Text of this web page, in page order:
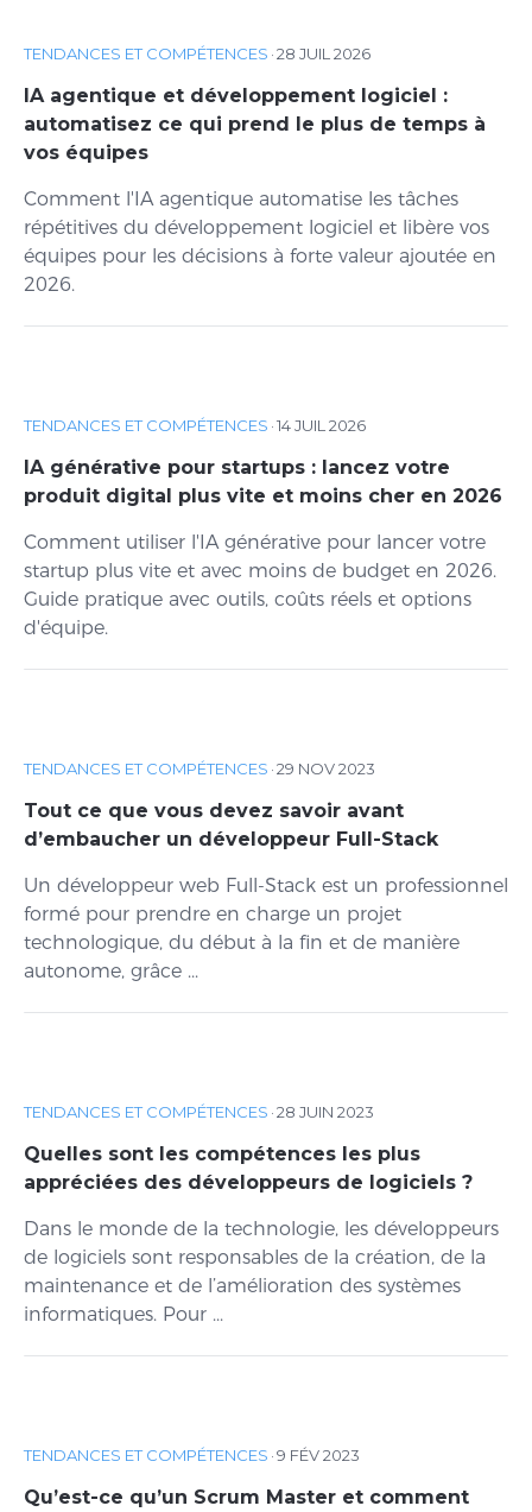
TENDANCES ET COMPÉTENCES ·28 JUIL 2026
IA agentique et développement logiciel :
automatisez ce qui prend le plus de temps à
vos équipes
Comment l'IA agentique automatise les tâches
répétitives du développement logiciel et libère vos
équipes pour les décisions à forte valeur ajoutée en
2026.
TENDANCES ET COMPÉTENCES ·14 JUIL 2026
IA générative pour startups : lancez votre
produit digital plus vite et moins cher en 2026
Comment utiliser l'IA générative pour lancer votre
startup plus vite et avec moins de budget en 2026.
Guide pratique avec outils, coûts réels et options
d'équipe.
TENDANCES ET COMPÉTENCES ·29 NOV 2023
Tout ce que vous devez savoir avant
d’embaucher un développeur Full-Stack
Un développeur web Full-Stack est un professionnel
formé pour prendre en charge un projet
technologique, du début à la fin et de manière
autonome, grâce ...
TENDANCES ET COMPÉTENCES ·28 JUIN 2023
Quelles sont les compétences les plus
appréciées des développeurs de logiciels ?
Dans le monde de la technologie, les développeurs
de logiciels sont responsables de la création, de la
maintenance et de l’amélioration des systèmes
informatiques. Pour ...
TENDANCES ET COMPÉTENCES ·9 FÉV 2023
Qu’est-ce qu’un Scrum Master et comment